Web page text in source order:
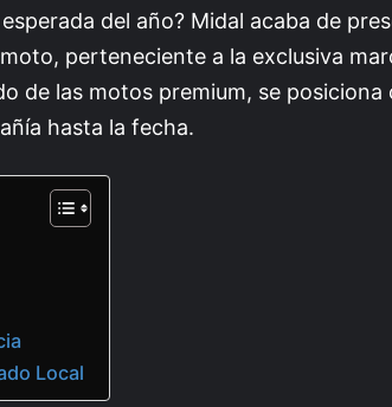
del año? Midal acaba de
perteneciente a la exclusiva
de las motos premium, se posiciona
hasta la fecha.
Local